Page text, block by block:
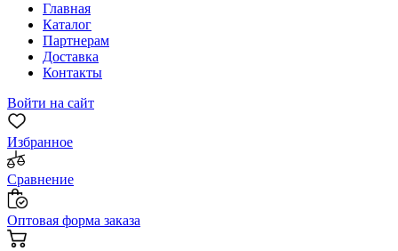
Главная
Каталог
Партнерам
Доставка
Контакты
Войти на сайт
Избранное
Сравнение
Оптовая форма заказа